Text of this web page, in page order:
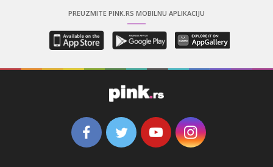
PREUZMITE PINK.RS MOBILNU APLIKACIJU